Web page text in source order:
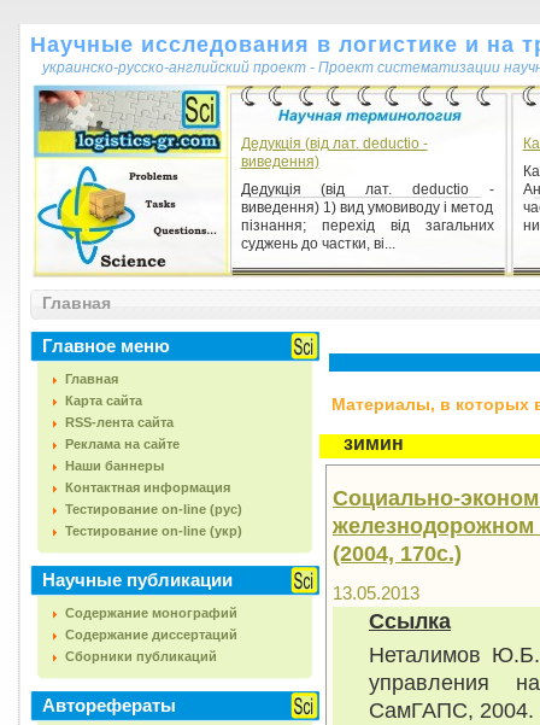
Научные исследования в логистике и на
украинско-русско-английский проект - Проект систематизации
Дедукція (від лат. deductio -
виведення)
Дедукція (від лат. deductio -
виведення) 1) вид умовиводу і метод
пізнання; перехід від загальних
суджень до частки, ві...
Цитат-индекс
значимости научной публикации в
профессиональном научном
сообществе, вклада отдельног...
Главная
Главное меню
Главная
Карта сайта
RSS-лента сайта
Реклама на сайте
Наши баннеры
Контактная информация
Тестирование on-line (рус)
Тестирование on-line (укр)
Научные публикации
Содержание монографий
Содержание диссертаций
Сборники публикаций
Авторефераты
Материалы, в которых
зимин
Социально-
(2004, 170с.)
13.05.2013
Ссылка
Неталимов
управления
СамГАПС, 2004.